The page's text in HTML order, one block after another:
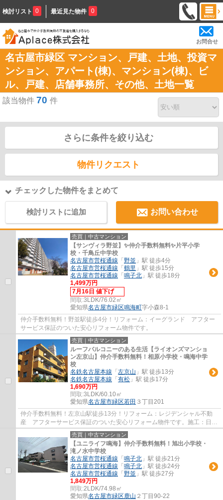
検討リスト 0 最近見た物件 0
お問合せ
名古屋市緑区 マンション、戸建、土地、投資マ
ンション、アパート(棟)、マンション(棟)、ビ
ル、戸建、店舗事務所、その他、土地一覧
該当物件 70 件
さらに条件を絞り込む
物件リクエスト
チェックした物件をまとめて
検討リストに追加 お問い合わせ
売買｜中古マンション
【サンヴィラ野並】✨️仲介手数料無料✨️片平小学
校・千鳥丘中学校
名古屋市営桜通線 「 野並 」駅 徒歩4分
名古屋市営桜通線 「 鶴里 」駅 徒歩15分
名古屋市営桜通線 「 鳴子北 」駅 徒歩18分
1,499万円
7月16日 値下げ
間取:3LDK/76.02㎡
愛知県名古屋市緑区鳴海町字小森8-1
仲介手数料無料！野並駅徒歩4分！リフォーム：イーグランド アフター
サービス保証のついた安心リフォーム物件です。
売買｜中古マンション
ルーフバルコニーのある生活【ライオンズマンショ
ン左京山】仲介手数料無料！相原小学校・鳴海中学
校
名鉄名古屋本線 「 左京山 」駅 徒歩13分
名鉄名古屋本線 「 有松 」駅 徒歩17分
1,690万円
間取:3LDK/60.10㎡
愛知県名古屋市緑区若田 ３丁目201
仲介手数料無料！左京山駅徒歩13分！リフォーム：レジデンシャル不動
産 アフターサービス保証のついた安心リフォーム物件です。施工：日東
建設 分譲主：大京観光
売買｜中古マンション
【ユニライフ鳴海】仲介手数料無料！旭出小学校・
滝ノ水中学校
名古屋市営桜通線 「 鳴子北 」駅 徒歩21分
名古屋市営桜通線 「 鳴子北 」駅 徒歩24分
名古屋市営桜通線 「 野並 」駅 徒歩27分
1,849万円
間取:2LDK/74.98㎡
愛知県名古屋市緑区鹿山 ２丁目90-22